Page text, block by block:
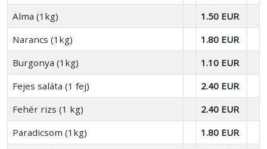
Alma (1kg)
1.50 EUR
Narancs (1kg)
1.80 EUR
Burgonya (1kg)
1.10 EUR
Fejes saláta (1 fej)
2.40 EUR
Fehér rizs (1 kg)
2.40 EUR
Paradicsom (1kg)
1.80 EUR